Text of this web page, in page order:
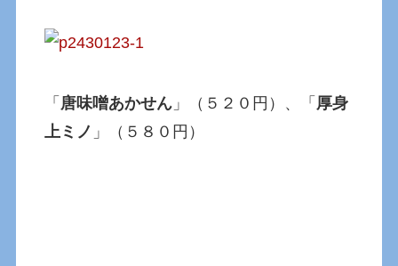
「 唐味噌あかせん 」（５２０円）、「 厚身
上ミノ 」（５８０円）